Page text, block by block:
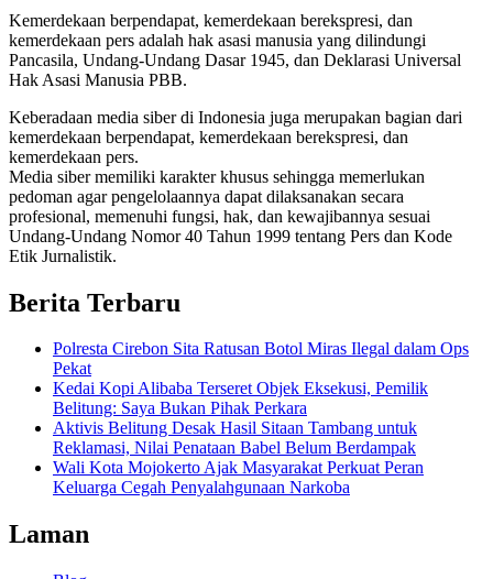
Kemerdekaan berpendapat, kemerdekaan berekspresi, dan
kemerdekaan pers adalah hak asasi manusia yang dilindungi
Pancasila, Undang-Undang Dasar 1945, dan Deklarasi Universal
Hak Asasi Manusia PBB.
Keberadaan media siber di Indonesia juga merupakan bagian dari
kemerdekaan berpendapat, kemerdekaan berekspresi, dan
kemerdekaan pers.
Media siber memiliki karakter khusus sehingga memerlukan
pedoman agar pengelolaannya dapat dilaksanakan secara
profesional, memenuhi fungsi, hak, dan kewajibannya sesuai
Undang-Undang Nomor 40 Tahun 1999 tentang Pers dan Kode
Etik Jurnalistik.
Berita Terbaru
Polresta Cirebon Sita Ratusan Botol Miras Ilegal dalam Ops
Pekat
Kedai Kopi Alibaba Terseret Objek Eksekusi, Pemilik
Belitung: Saya Bukan Pihak Perkara
Aktivis Belitung Desak Hasil Sitaan Tambang untuk
Reklamasi, Nilai Penataan Babel Belum Berdampak
Wali Kota Mojokerto Ajak Masyarakat Perkuat Peran
Keluarga Cegah Penyalahgunaan Narkoba
Laman